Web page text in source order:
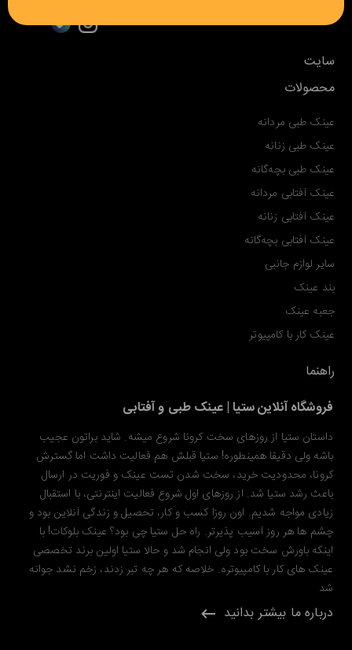
ما را در شبکه های اجتماعی دنبال کنید
سایت
محصولات
عینک طبی مردانه
عینک طبی زنانه
عینک طبی بچه‌گانه
عینک آفتابی مردانه
عینک آفتابی زنانه
عینک آفتابی بچه‌گانه
سایر لوازم جانبی
بند عینک
جعبه عینک
عینک کار با کامپیوتر
راهنما
فروشگاه آنلاین ستیا | عینک طبی و آفتابی
داستان ستیا از روزهای سخت کرونا شروع میشه. شاید براتون عجیب
باشه ولی دقیقا همینطوره! ستیا قبلش هم فعالیت داشت اما گسترش
کرونا، محدودیت خرید، سخت شدن تست عینک و فوریت در ارسال
باعث رشد ستیا شد. از روزهای اول شروع فعالیت اینترنتی، با استقبال
زیادی مواجه شدیم. اون روزا کسب و کار، تحصیل و زندگی آنلاین بود و
چشم ها هر روز آسیب پذیرتر. راه حل ستیا چی بود؟ عینک بلوکات! با
اینکه باورش سخت بود ولی انجام شد و حالا ستیا اولین برند تخصصی
عینک های کار با کامپیوتره. خلاصه که هر چه تبر زدند، زخم نشد جوانه
شد
درباره ما بیشتر بدانید